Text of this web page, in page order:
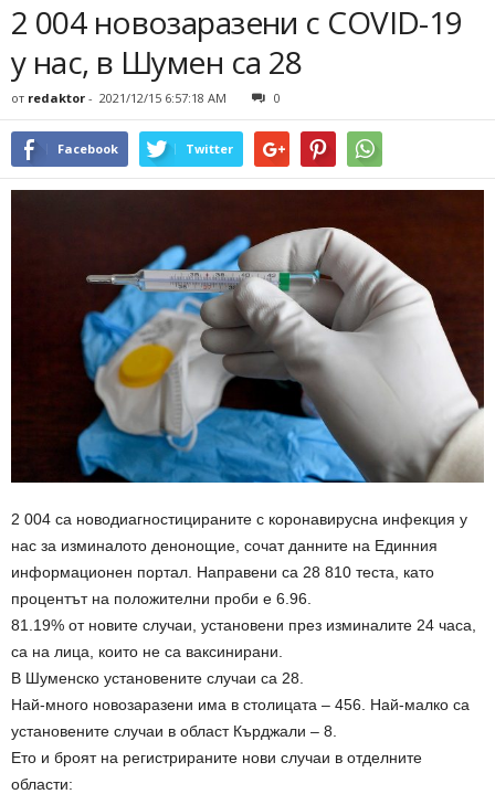
2 004 новозаразени с COVID-19
у нас, в Шумен са 28
от redaktor - 2021/12/15 6:57:18 AM 0
Facebook Twitter
2 004 са новодиагностицираните с коронавирусна инфекция у
нас за изминалото денонощие, сочат данните на Единния
информационен портал. Направени са 28 810 теста, като
процентът на положителни проби е 6.96.
81.19% от новите случаи, установени през изминалите 24 часа,
са на лица, които не са ваксинирани.
В Шуменско установените случаи са 28.
Най-много новозаразени има в столицата – 456. Най-малко са
установените случаи в област Кърджали – 8.
Ето и броят на регистрираните нови случаи в отделните
области: